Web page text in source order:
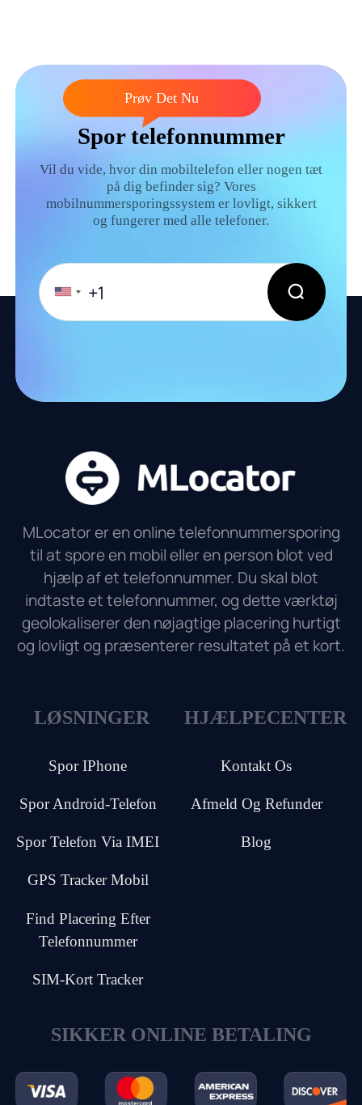
Spor telefonnummer
Prøv Det Nu
Vil du vide, hvor din mobiltelefon eller nogen tæt
på dig befinder sig? Vores
mobilnummersporingssystem er lovligt, sikkert
og fungerer med alle telefoner.
MLocator er en online telefonnummersporing
til at spore en mobil eller en person blot ved
hjælp af et telefonnummer. Du skal blot
indtaste et telefonnummer, og dette værktøj
geolokaliserer den nøjagtige placering hurtigt
og lovligt og præsenterer resultatet på et kort.
LØSNINGER
Spor IPhone
Spor Android-Telefon
Spor Telefon Via IMEI
GPS Tracker Mobil
Find Placering Efter
Telefonnummer
SIM-Kort Tracker
HJÆLPECENTER
Kontakt Os
Afmeld Og Refunder
Blog
SIKKER ONLINE BETALING